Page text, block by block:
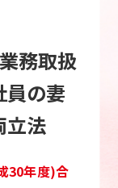
務取扱
員の妻
立法
30年度)合